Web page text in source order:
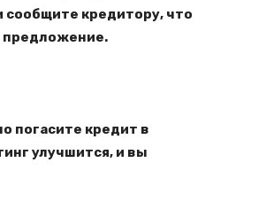
сообщите кредитору, что
предложение.
погасите кредит в
улучшится, и вы